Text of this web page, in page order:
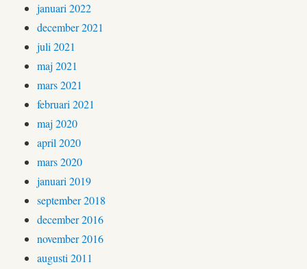
januari 2022
december 2021
juli 2021
maj 2021
mars 2021
februari 2021
maj 2020
april 2020
mars 2020
januari 2019
september 2018
december 2016
november 2016
augusti 2011